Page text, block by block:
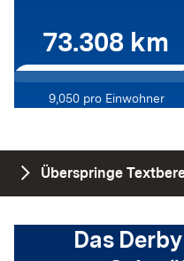
73.308 km
9,050 pro Einwohner
Überspringe
Stadt vs.
Das